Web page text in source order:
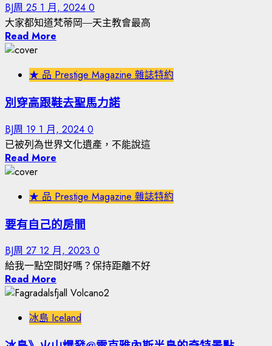
BJ周 25 1 月, 2024 0
大家都知道梵蒂岡—天主教會最高
Read More
★ 品 Prestige Magazine 雜誌特約
別穿高跟鞋去聖馬力諾
BJ周 19 1 月, 2024 0
已被列為世界文化遺產，不能說這
Read More
★ 品 Prestige Magazine 雜誌特約
要有自己的房間
BJ周 27 12 月, 2023 0
給我一點空間好嗎？保持距離不好
Read More
冰島 Iceland